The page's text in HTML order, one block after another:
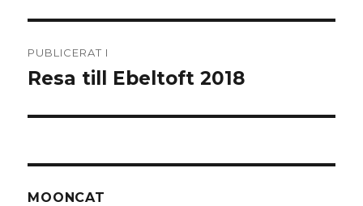
PUBLICERAT I
Resa till Ebeltoft 2018
MOONCAT